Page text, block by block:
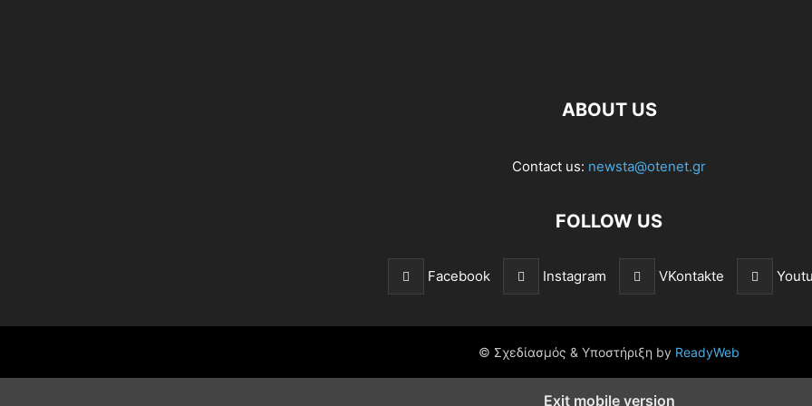
ABOUT US
Contact us: newsta@otenet.gr
FOLLOW US
Facebook Instagram VKontakte
© Σχεδίασμός & Υποστήριξη by ReadyWeb
Exit mobile version